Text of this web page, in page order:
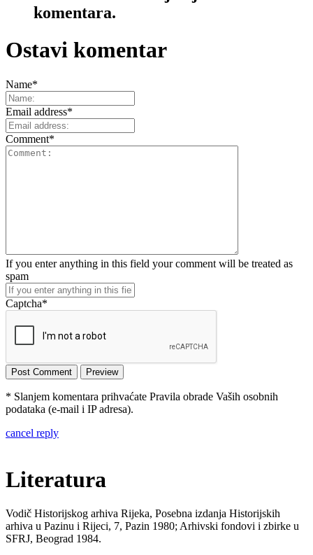
komentara.
Ostavi komentar
Name*
Email address*
Comment*
If you enter anything in this field your comment will be treated as
spam
Captcha*
* Slanjem komentara prihvaćate Pravila obrade Vaših osobnih
podataka (e-mail i IP adresa).
cancel reply
Literatura
Vodič Historijskog arhiva Rijeka, Posebna izdanja Historijskih
arhiva u Pazinu i Rijeci, 7, Pazin 1980; Arhivski fondovi i zbirke u
SFRJ, Beograd 1984.